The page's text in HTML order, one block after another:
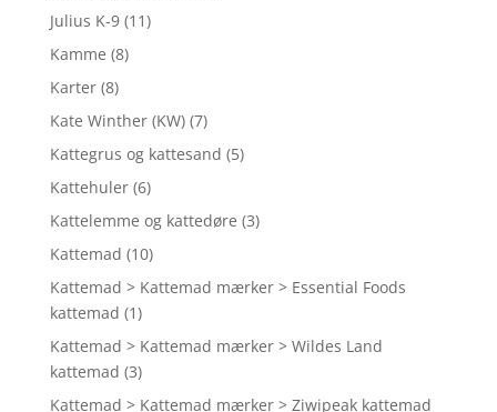
Julius K-9 (11)
Kamme (8)
Karter (8)
Kate Winther (KW) (7)
Kattegrus og kattesand (5)
Kattehuler (6)
Kattelemme og kattedøre (3)
Kattemad (10)
Kattemad > Kattemad mærker > Essential Foods
kattemad (1)
Kattemad > Kattemad mærker > Wildes Land
kattemad (3)
Kattemad > Kattemad mærker > Ziwipeak kattemad